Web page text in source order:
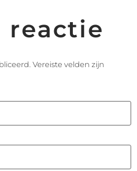
reactie
Vereiste velden zijn